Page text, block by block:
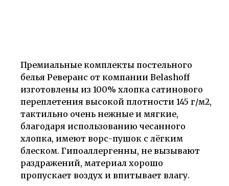
Премиальные комплекты постельного
белья Реверанс от компании Belashoff
изготовлены из 100% хлопка сатинового
переплетения высокой плотности 145 г/м2,
тактильно очень нежные и мягкие,
благодаря использованию чесанного
хлопка, имеют ворс-пушок с лёгким
блеском. Гипоаллергенны, не вызывают
раздражений, материал хорошо
пропускает воздух и впитывает влагу.